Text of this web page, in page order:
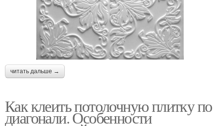
читать дальше →
Как клеить потолочную плитку по
диагонали. Особенности